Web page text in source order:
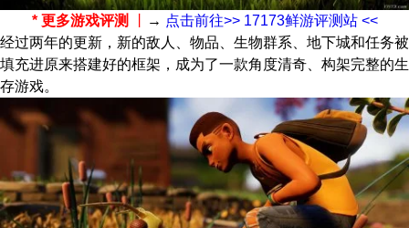
* 更多游戏评测 → 点击前往>> 17173鲜游评测站 <<
经过两年的更新，新的敌人、物品、生物群系、地下城和任务被
填充进原来搭建好的框架，成为了一款角度清奇、构架完整的生
存游戏。